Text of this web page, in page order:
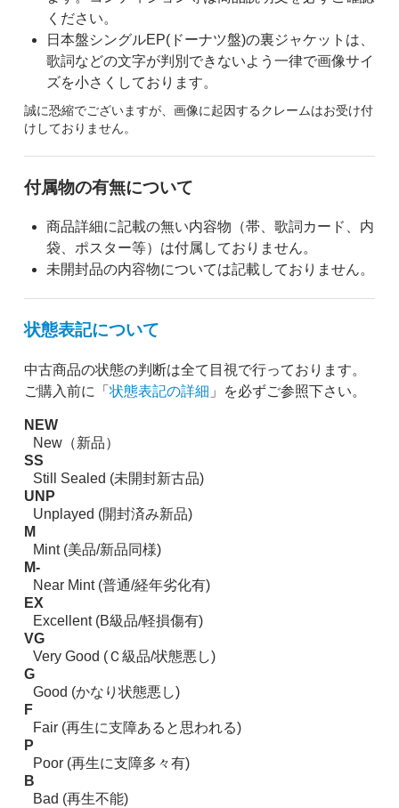
ください。
日本盤シングルEP(ドーナツ盤)の裏ジャケットは、
歌詞などの文字が判別できないよう一律で画像サイ
ズを小さくしております。
誠に恐縮でございますが、画像に起因するクレームはお受け付
けしておりません。
付属物の有無について
商品詳細に記載の無い内容物（帯、歌詞カード、内
袋、ポスター等）は付属しておりません。
未開封品の内容物については記載しておりません。
状態表記について
中古商品の状態の判断は全て目視で行っております。
ご購入前に「 状態表記の詳細 」を必ずご参照下さい。
NEW
New（新品）
SS
Still Sealed (未開封新古品)
UNP
Unplayed (開封済み新品)
M
Mint (美品/新品同様)
M-
Near Mint (普通/経年劣化有)
EX
Excellent (B級品/軽損傷有)
VG
Very Good (Ｃ級品/状態悪し)
G
Good (かなり状態悪し)
F
Fair (再生に支障あると思われる)
P
Poor (再生に支障多々有)
B
Bad (再生不能)